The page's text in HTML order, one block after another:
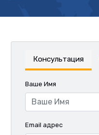
Консультация
Ваше Имя
Email адрес